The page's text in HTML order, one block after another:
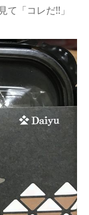
「コレだ!!」